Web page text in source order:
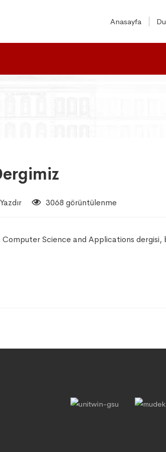
Anasayfa
Yazdır 3068 görüntülenme
Science and Applications dergisi,